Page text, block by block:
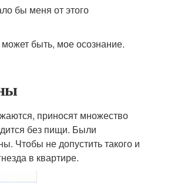
бы меня от этого
быть, мое осознание.
приносят множество
без пищи. Были
Чтобы не допустить такого и
в квартире.